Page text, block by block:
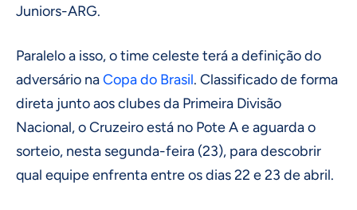
Juniors-ARG.
Paralelo a isso, o time celeste terá a definição do
adversário naCopa do Brasil. Classificado de forma
direta junto aos clubes da Primeira Divisão
Nacional, o Cruzeiro está no Pote A e aguarda o
sorteio, nesta segunda-feira (23), para descobrir
qual equipe enfrenta entre os dias 22 e 23 de abril.